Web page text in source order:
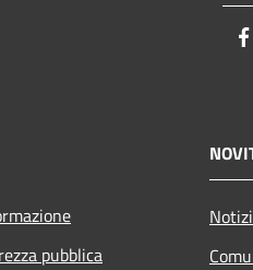
pubblica